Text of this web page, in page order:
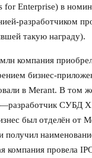
for Enterprise) в
разработчиком
такую награду).
компания
бизнес-
в Merant. В том
СУБД
был отделён от
получил
компания провела